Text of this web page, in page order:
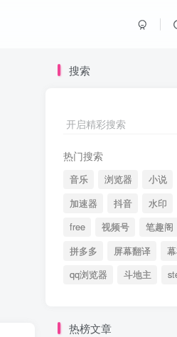
搜索
开启精彩搜索
热门搜索
音乐 浏览器 小说
加速器
抖音 水印
free
视频号 笔趣阁
拼多多
屏幕翻译
qq浏览器
斗地主
热榜文章